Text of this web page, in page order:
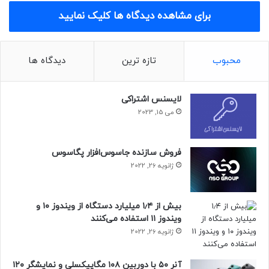
– سی شارپ
– جاوا اسکریپت
– متلب‌
– R
– C++
پایتون
زبان برنامه‌نویسی پایتون، یک برنامه نویسی چند منظوره
(General-Purpose Language) است. به عبارت دیگر، پایتون به
نحوی ساخته و توسعه داده شده است که محدود به نوع خاصی
از نرم‌افزارها نیست؛ شما می‌توانید برای هر کاری، از تحلیل داده
برای مشاهده دیدگاه ها کلیک نمایید
محبوب تازه ترین دیدگاه ها
لایسنس اشتراکی
می 15, 2023
فروش سازنده جاسوس‌افزار پگاسوس
ژانویه 26, 2022
بیش از ۱٫۴ میلیارد دستگاه از ویندوز ۱۰ و
ویندوز ۱۱ استفاده می‌کنند
ژانویه 26, 2022
آنر ۵۰ با دوربین ۱۰۸ مگاپیکسلی و نمایشگر ۱۲۰